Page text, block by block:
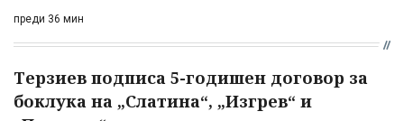
преди 36 мин
Терзиев подписа 5-годишен договор за
боклука на „Слатина“, „Изгрев“ и